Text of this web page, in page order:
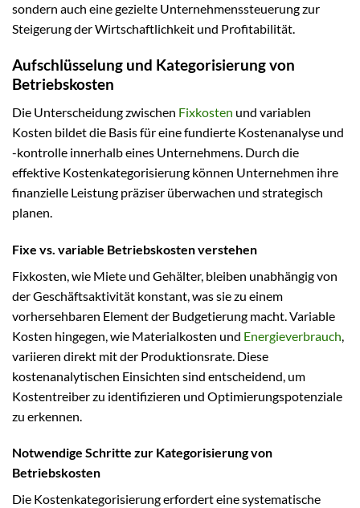
sondern auch eine gezielte Unternehmenssteuerung zur
Steigerung der Wirtschaftlichkeit und Profitabilität.
Aufschlüsselung und Kategorisierung von
Betriebskosten
Die Unterscheidung zwischen Fixkosten und variablen
Kosten bildet die Basis für eine fundierte Kostenanalyse und
-kontrolle innerhalb eines Unternehmens. Durch die
effektive Kostenkategorisierung können Unternehmen ihre
finanzielle Leistung präziser überwachen und strategisch
planen.
Fixe vs. variable Betriebskosten verstehen
Fixkosten, wie Miete und Gehälter, bleiben unabhängig von
der Geschäftsaktivität konstant, was sie zu einem
vorhersehbaren Element der Budgetierung macht. Variable
Kosten hingegen, wie Materialkosten und Energieverbrauch
variieren direkt mit der Produktionsrate. Diese
kostenanalytischen Einsichten sind entscheidend, um
Kostentreiber zu identifizieren und Optimierungspotenziale
zu erkennen.
Notwendige Schritte zur Kategorisierung von
Betriebskosten
Die Kostenkategorisierung erfordert eine systematische